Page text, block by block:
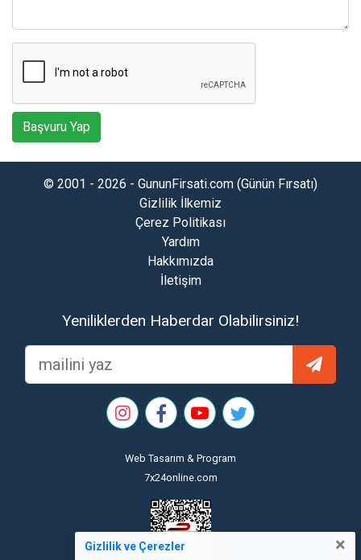
Başvuru Yap
© 2001 - 2026 - GununFirsati.com (Günün Fırsatı)
Gizlilik İlkemiz
Çerez Politikası
Yardım
Hakkımızda
İletişim
Yeniliklerden Haberdar Olabilirsiniz!
Web Tasarım & Program
7x24online.com
Gizlilik ve Çerezler ×